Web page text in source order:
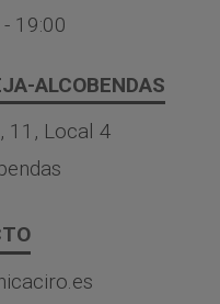
19:00
ALCOBENDAS
11, Local 4